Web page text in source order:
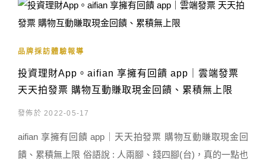
品牌採訪體驗報導
投資理財App。aifian 享擁有回饋 app｜雲端發票
天天拍發票 購物互動賺取現金回饋、累積無上限
發佈於 2022-05-17
aifian 享擁有回饋 app｜天天拍發票 購物互動賺取現金回
饋、累積無上限 俗語說 : 人兩腳、錢四腳(台)，真的一點也